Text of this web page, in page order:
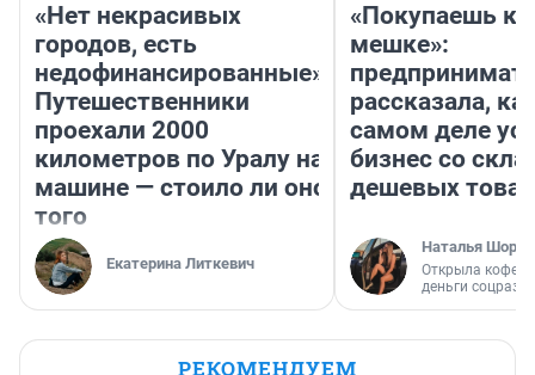
«Нет некрасивых
городов, есть
недофинансированные».
Путешественники
проехали 2000
километров по Уралу на
машине — стоило ли оно
того
Екатерина Литкевич
«Покупаешь
мешке»:
рассказала,
самом деле
бизнес со
дешевых
Наталья
Открыла
деньги
РЕКОМЕНДУЕМ